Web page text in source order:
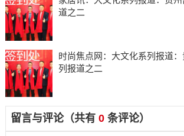
道之二
时尚焦点网：大文化系列报道
列报道之二
留言与评论（共有 0条评论）